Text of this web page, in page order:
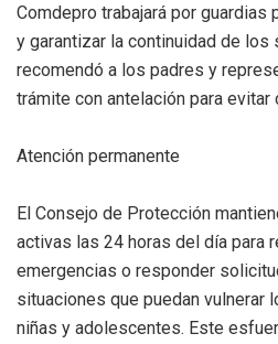
Comdepro trabajará por guardias
y garantizar la continuidad de los
recomendó a los padres y
trámite con antelación para evitar
Atención permanente
El Consejo de Protección
activas las 24 horas del día para
emergencias o responder
situaciones que puedan vulnerar
niñas y adolescentes. Este